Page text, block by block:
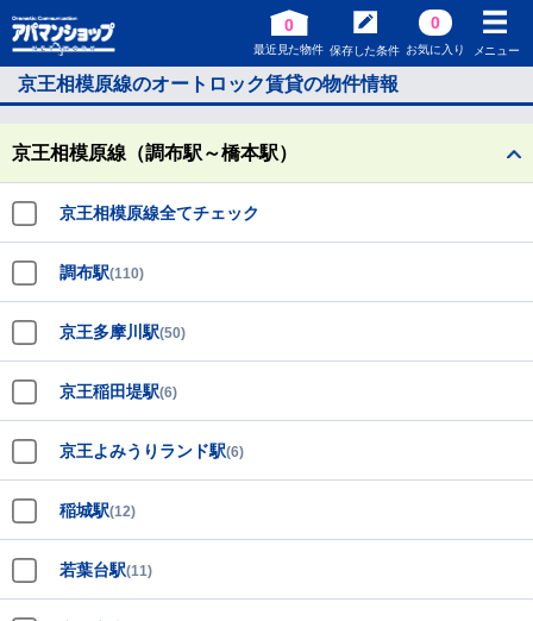
0
最近見た物件 保存した条件
0
お気に入り メニュー
京王相模原線のオートロック賃貸の物件情報
京王相模原線（調布駅～橋本駅）
京王相模原線全てチェック
調布駅(110)
京王多摩川駅(50)
京王稲田堤駅(6)
京王よみうりランド駅(6)
稲城駅(12)
若葉台駅(11)